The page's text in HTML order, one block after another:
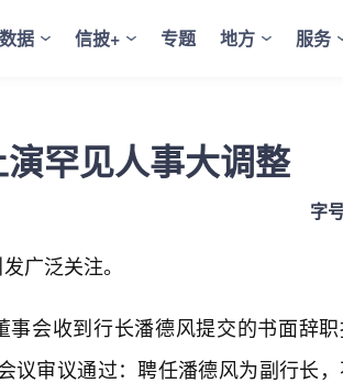
数据 信披+ 专题 地方 服务
罕见人事大调整
字
广泛关注。
会收到行长潘德风提交的书面辞
议审议通过：聘任潘德风为副行长